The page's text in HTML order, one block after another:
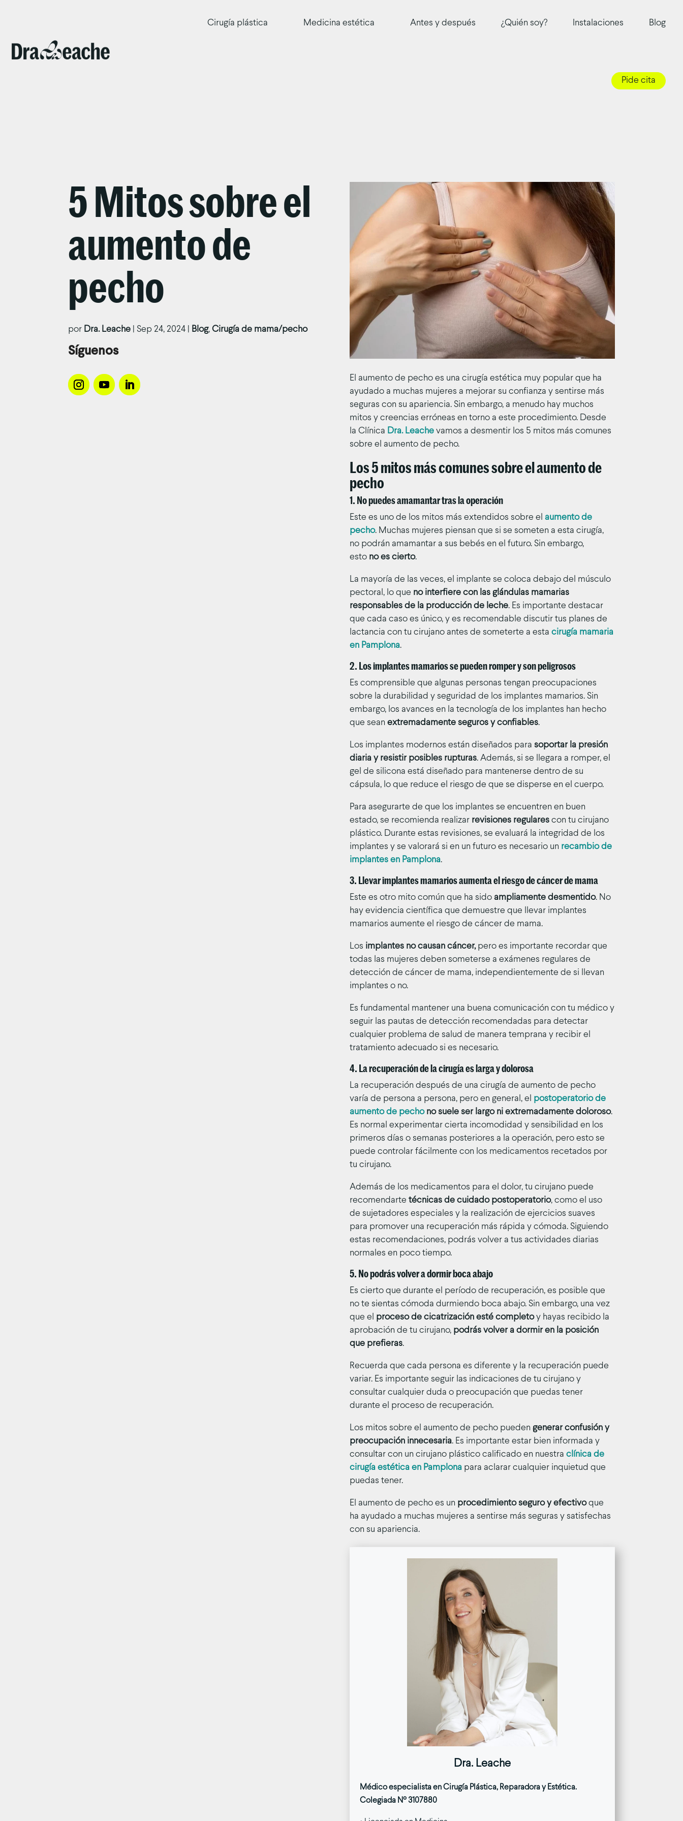
Cirugía plástica Medicina estética Antes y después ¿Quién soy? Instalaciones Blog
Pide cita
5 Mitos sobre el
aumento de
pecho
por Dra. Leache |Sep 24, 2024 Blog,Cirugía de mama/pecho
Síguenos
El aumento de pecho es una cirugía estética muy popular que ha
ayudado a muchas mujeres a mejorar su confianza y sentirse más
seguras con su apariencia. Sin embargo, a menudo hay muchos
mitos y creencias erróneas en torno a este procedimiento. Desde
la Clínica Dra. Leache vamos a desmentir los 5 mitos más comunes
sobre el aumento de pecho.
Los 5 mitos más comunes sobre el aumento de
pecho
1. No puedes amamantar tras la operación
Este es uno de los mitos más extendidos sobre el aumento de
pecho. Muchas mujeres piensan que si se someten a esta cirugía,
no podrán amamantar a sus bebés en el futuro. Sin embargo,
esto no es cierto.
La mayoría de las veces, el implante se coloca debajo del músculo
pectoral, lo que no interfiere con las glándulas mamarias
responsables de la producción de leche. Es importante destacar
que cada caso es único, y es recomendable discutir tus planes de
lactancia con tu cirujano antes de someterte a estacirugía mamaria
en Pamplona.
2. Los implantes mamarios se pueden romper y son peligrosos
Es comprensible que algunas personas tengan preocupaciones
sobre la durabilidad y seguridad de los implantes mamarios. Sin
embargo, los avances en la tecnología de los implantes han hecho
que seanextremadamente seguros y confiables.
Los implantes modernos están diseñados para soportar la presión
diaria y resistir posibles rupturas. Además, si se llegara a romper, el
gel de silicona está diseñado para mantenerse dentro de su
cápsula, lo que reduce el riesgo de que se disperse en el cuerpo.
Para asegurarte de que los implantes se encuentren en buen
estado, se recomienda realizar revisiones regulares con tu cirujano
plástico. Durante estas revisiones, se evaluará la integridad de los
implantes y se valorará si en un futuro es necesario un recambio de
implantes en Pamplona.
3. Llevar implantes mamarios aumenta el riesgo de cáncer de mama
Este es otro mito común que ha sido ampliamente desmentido. No
hay evidencia científica que demuestre que llevar implantes
mamarios aumente el riesgo de cáncer de mama.
Los implantes no causan cáncer,pero es importante recordar que
todas las mujeres deben someterse a exámenes regulares de
detección de cáncer de mama, independientemente de si llevan
implantes o no.
Es fundamental mantener una buena comunicación con tu médico y
seguir las pautas de detección recomendadas para detectar
cualquier problema de salud de manera temprana y recibir el
tratamiento adecuado si es necesario.
4. La recuperación de la cirugía es larga y dolorosa
La recuperación después de una cirugía de aumento de pecho
varía de persona a persona, pero en general, el postoperatorio de
aumento de pechono suele ser largo ni extremadamente doloroso.
Es normal experimentar cierta incomodidad y sensibilidad en los
primeros días o semanas posteriores a la operación, pero esto se
puede controlar fácilmente con los medicamentos recetados por
tu cirujano.
Además de los medicamentos para el dolor, tu cirujano puede
recomendarte técnicas de cuidado postoperatorio, como el uso
de sujetadores especiales y la realización de ejercicios suaves
para promover una recuperación más rápida y cómoda. Siguiendo
estas recomendaciones, podrás volver a tus actividades diarias
normales en poco tiempo.
5. No podrás volver a dormir boca abajo
Es cierto que durante el período de recuperación, es posible que
no te sientas cómoda durmiendo boca abajo. Sin embargo, una vez
que el proceso de cicatrización esté completoy hayas recibido la
aprobación de tu cirujano, podrás volver a dormir en la posición
que prefieras.
Recuerda que cada persona es diferente y la recuperación puede
variar. Es importante seguir las indicaciones de tu cirujano y
consultar cualquier duda o preocupación que puedas tener
durante el proceso de recuperación.
Los mitos sobre el aumento de pecho puedengenerar confusión y
preocupación innecesaria. Es importante estar bien informada y
consultar con un cirujano plástico calificado en nuestraclínica de
cirugía estética en Pamplona para aclarar cualquier inquietud que
puedas tener.
El aumento de pecho es un procedimiento seguro y efectivoque
ha ayudado a muchas mujeres a sentirse más seguras y satisfechas
con su apariencia.
Dra. Leache
Médico especialista en Cirugía Plástica, Reparadora y Estética.
Colegiada Nº 3107880